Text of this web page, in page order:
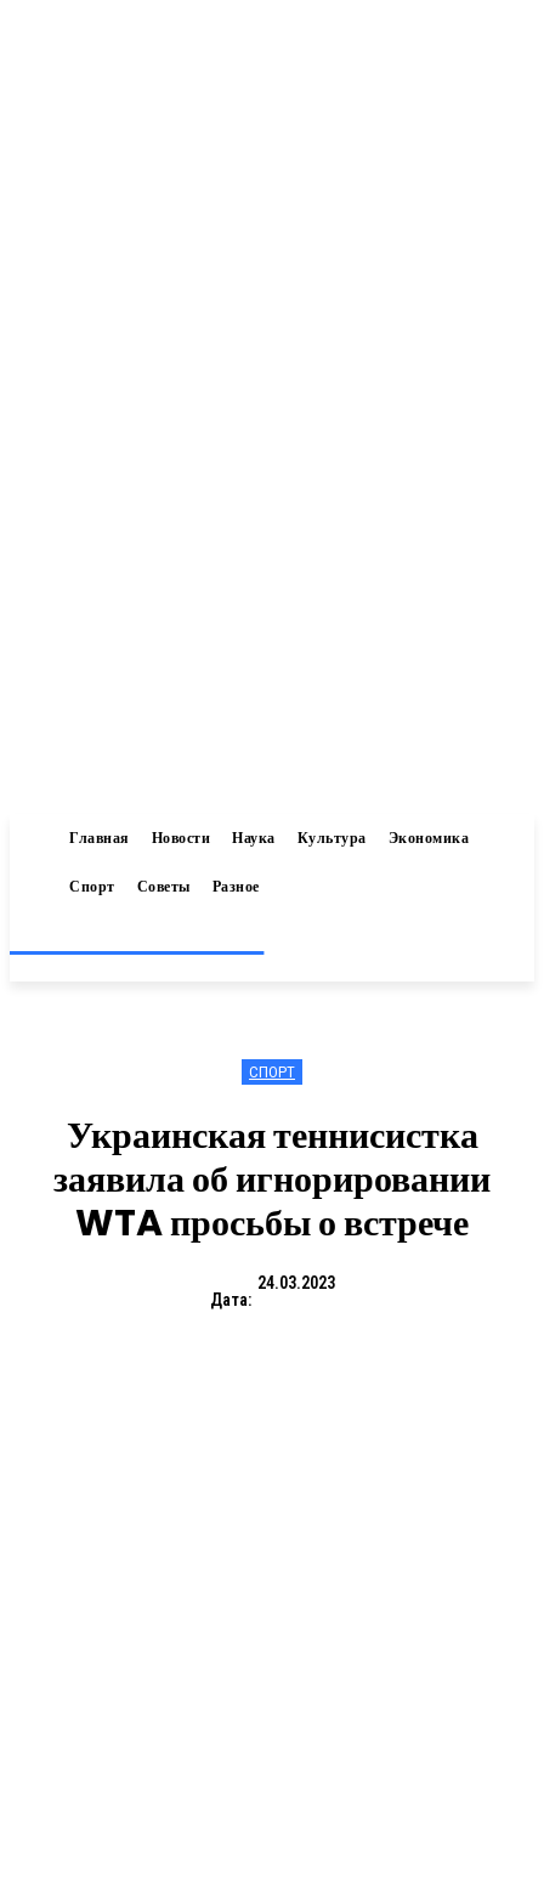
Главная Новости Наука Культура Экономика
Спорт Советы Разное
СПОРТ
Украинская теннисистка
заявила об игнорировании
WTA просьбы о встрече
Дата:
24.03.2023